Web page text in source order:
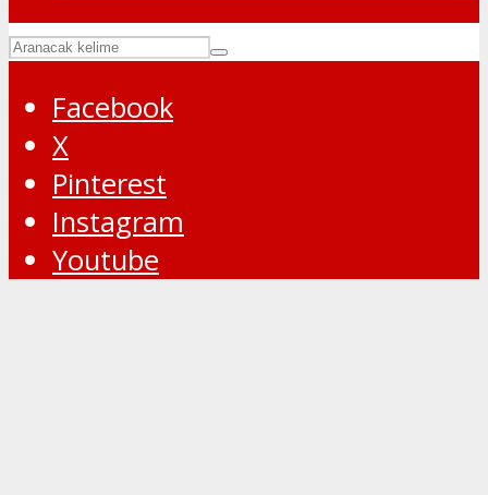
Facebook
X
Pinterest
Instagram
Youtube